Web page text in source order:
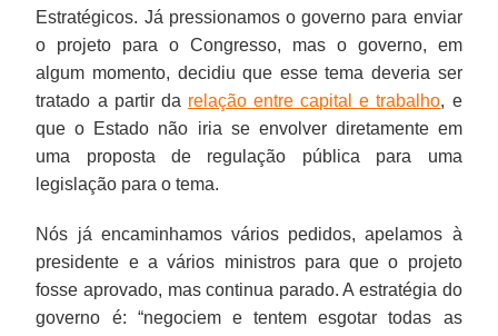
Estratégicos. Já pressionamos o governo para enviar
o projeto para o Congresso, mas o governo, em
algum momento, decidiu que esse tema deveria ser
tratado a partir da relação entre capital e trabalho, e
que o Estado não iria se envolver diretamente em
uma proposta de regulação pública para uma
legislação para o tema.
Nós já encaminhamos vários pedidos, apelamos à
presidente e a vários ministros para que o projeto
fosse aprovado, mas continua parado. A estratégia do
governo é: “negociem e tentem esgotar todas as